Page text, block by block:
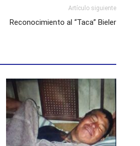
Artículo siguiente
Reconocimiento al “Taca” Bieler